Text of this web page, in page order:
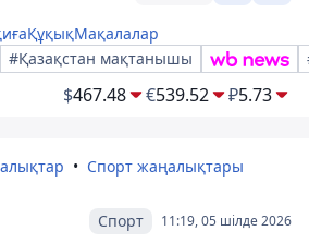
ҚұқықМақалалар
#Қазақстан мақтанышы
$467.48 €539.52 ₽5.73
Спорт жаңалықтары
11:19, 05 шілде 2026
Спорт